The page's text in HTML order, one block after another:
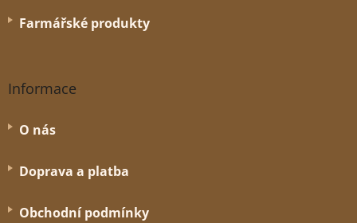
Farmářské produkty
Informace
O nás
Doprava a platba
Obchodní podmínky